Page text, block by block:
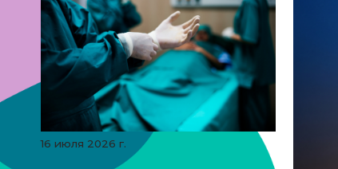
16 июля 2026 г.